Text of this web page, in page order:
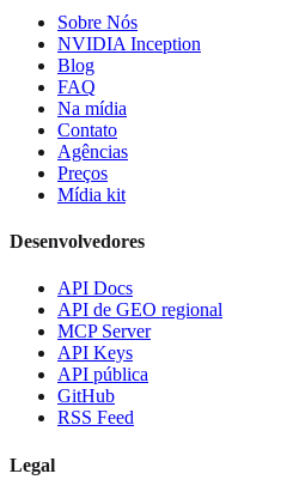
Sobre Nós
NVIDIA Inception
Blog
FAQ
Na mídia
Contato
Agências
Preços
Mídia kit
Desenvolvedores
API Docs
API de GEO regional
MCP Server
API Keys
API pública
GitHub
RSS Feed
Legal